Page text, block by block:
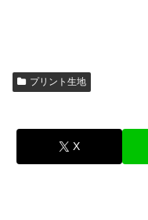
プリント生地
X